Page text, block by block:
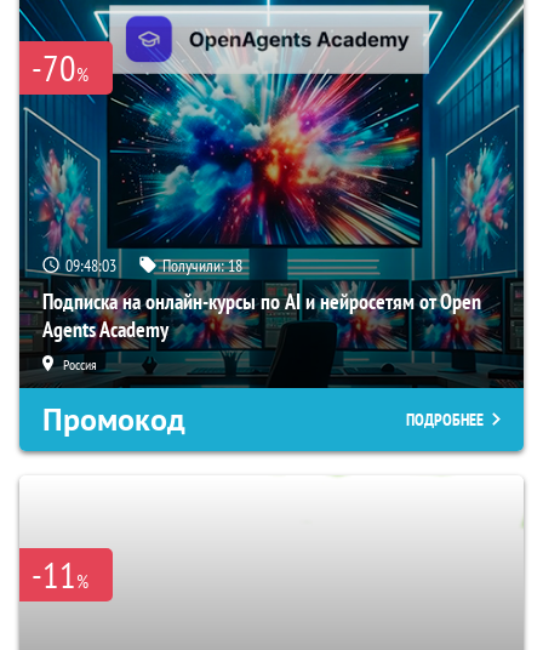
-70%
09:48:02 Получили:18
Подписка на онлайн-курсы по AI и нейросетям от Open
Agents Academy
Россия
Промокод ПОДРОБНЕЕ
-11%